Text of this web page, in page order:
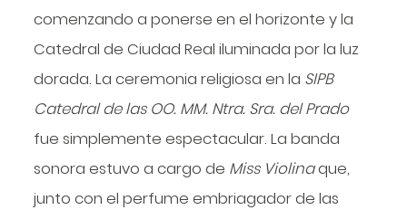
comenzando a ponerse en el horizonte y la
Catedral de Ciudad Real iluminada por la luz
dorada. La ceremonia religiosa en la SIPB
Catedral de las OO. MM. Ntra. Sra. del Prado
fue simplemente espectacular. La banda
sonora estuvo a cargo de Miss Violinaque,
junto con el perfume embriagador de las